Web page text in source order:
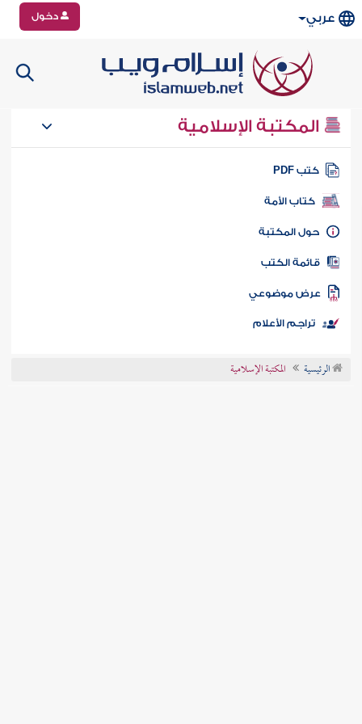
عربي دخول
المكتبة الإسلامية
كتب PDF
كتاب الأمة
المكتبة
الكتب
موضوعي
تراجم الأعلام
الرئيسية المكتبة الإسلامية